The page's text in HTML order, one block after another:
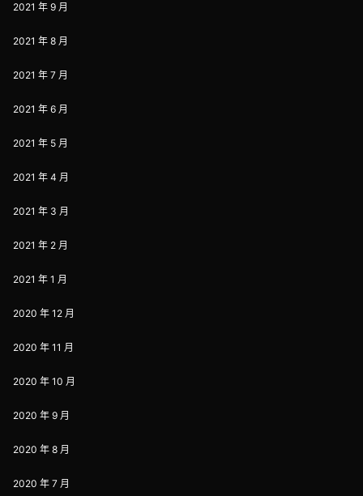
2021 年 9 月
2021 年 8 月
2021 年 7 月
2021 年 6 月
2021 年 5 月
2021 年 4 月
2021 年 3 月
2021 年 2 月
2021 年 1 月
2020 年 12 月
2020 年 11 月
2020 年 10 月
2020 年 9 月
2020 年 8 月
2020 年 7 月